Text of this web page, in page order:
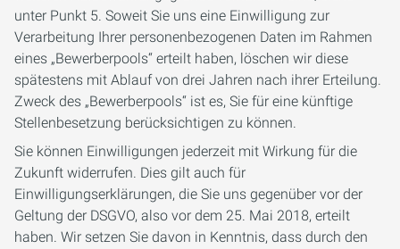
unter Punkt 5. Soweit Sie uns eine Einwilligung zur
Verarbeitung Ihrer personenbezogenen Daten im Rahmen
eines „Bewerberpools“ erteilt haben, löschen wir diese
spätestens mit Ablauf von drei Jahren nach ihrer Erteilung.
Zweck des „Bewerberpools“ ist es, Sie für eine künftige
Stellenbesetzung berücksichtigen zu können.
Sie können Einwilligungen jederzeit mit Wirkung für die
Zukunft widerrufen. Dies gilt auch für
Einwilligungserklärungen, die Sie uns gegenüber vor der
Geltung der DSGVO, also vor dem 25. Mai 2018, erteilt
haben. Wir setzen Sie davon in Kenntnis, dass durch den